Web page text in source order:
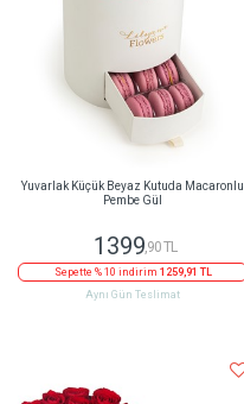
Yuvarlak Küçük Beyaz Kutuda Macaronlu
Pembe Gül
1399,90 TL
Sepette % 10 indirim 1259,91 TL
Aynı Gün Teslimat